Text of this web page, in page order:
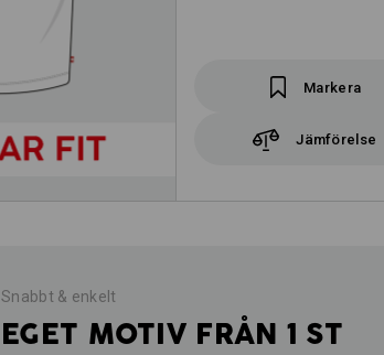
Markera
Jämförelse
Snabbt & enkelt
EGET MOTIV FRÅN 1 ST